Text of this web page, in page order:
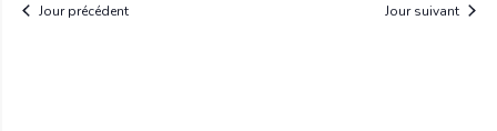
Jour précédent Jour suivant